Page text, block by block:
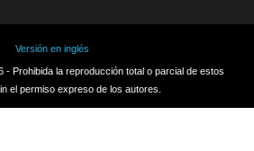
Versión en inglés
- Prohibida la reproducción total o parcial de estos
el permiso expreso de los autores.